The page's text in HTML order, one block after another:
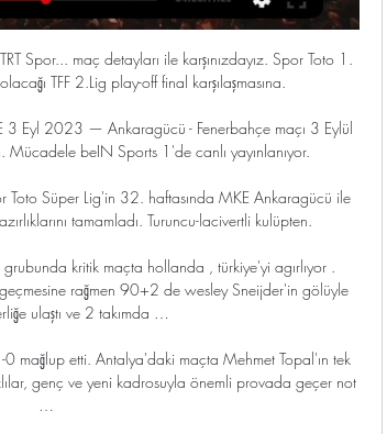
Anaokulu ANKARA - ALTINDAĞ - Başpınar Altındağ Belediyesi Anaokulu ANKARA - ALTINDAĞ - Ahmet Yesevi Mesleki ve Teknik Anadolu Lisesi

Spor Toto Süper Lig’in 19. haftasında İstikbal Mobilya Kayserispor evinde Bursaspor'u ağırladı. Büyükşehir Belediyesi Kadir Has Stadyumu'nda oynanan mücadeleyi hakem Yaşar Kemal Uğurlu yönetti. Bursaspor ilk yarıyı Yusuf Erdoğan'ın attığı golle 1-0 önde kapattı.

Spor Toto Süper Lig’in 24. haftasında Çaykur Rizespor ile Antalyaspor karşı karşıya geldi. Müsabaka konuk ekip Antalyaspor’un 2-1 üstünlüğü ile sona erdi Maçtan dakikalar (İkinci Yarı) 49. dakikada Edomvoyni’nin sağdan ceza sahası çizgisi üzerine ortasında Özgür Çek’in plase vuruşunda top az farkla yandan auta çıktı.

Canlı maç izle sayfasına tıklayarak canlı yayınlanan tüm maçların linklerine ulaşabiliyor ve bir tık ile maç yayınına erişebiliyorsunuz. Justin tv tarafından yayınlanan maçlar içinden seçilen ve sizlere sunulan maçları canlı maç izle sayfasında maç yayın saatine göre sıralayarak sizlere sunuyoruz.

Ankaragücü fenerbahçe canlı izle selçuk sports 1H1CHU puhu tv reklam i̇çeriği uygunsuz! - şikayetvar, zerobed bahis dolandiriciligi, singapur'da kumarhaneler yasal mı?, kıbrıs les ambassadeurs hotelde 2-7 ...

MKE Ankaragücü - Fenerbahçe Maç Özeti (Video) MKE Ankaragücü Fenerbahçe. beIn SPORTS HABER CANLI YAYIN. TRENDYOL SÜPER LİG. 2023/2024. 4 .Hafta.

Fenerbahçe Ankaragücü CANLI MAÇ İZLE 📺 beIN Sports 1 28 Oca 2024 — Fenerbahçe Ankaragücü karşılaşmasında maça az bir süre kala, sarı lacivertli ekibin kadrosunda eksikler bulunuyor. Oosterwolde, Fred, Luan Peres ...

FIVB U21 Dünya Şampiyonası (Erkekler & Bayanlar) FIVB U23 Dünya Şampiyonası (Erkekler & Bayanlar). Türkiye’nin en iyi canlı maç yayını sadece ve sadece Youwin TV’de izlenir. Youwin TV – Türkiye’nin En İyi Canlı Maç Yayını. Yayın Akışı – Hangi Maç Ne Zaman Yayınlanıyor Takip Edin.

Toplu Sonuçlar Sayın Yazı İşleri Müdürleri'ne Saat 19.00'da başlayan AKHİSAR BELEDİYESPOR-FENERBAHÇE kırşalaşması dışındaki TOPLU SONUÇYLAR aşağıda gösterilmiştir.

Maccabi Netany v Galatasaray Maçı canlı izle lig tv (1) maç izle (1) Maçı canlı izle (1) Manchester Utd (1) Manisaspor v Eskişehirspor Maçı özeti ve golleri izle (1) Nagoya v Fc Tokyo (1) naklen izle (1) Nautico v Santos (1) Orduspor v Konyaspor Maçı canlı izle (1) özeti izle (1) Palmeiras v Fluminense (1)

Fenerbahçe - Ankaragücü maçı canlı izle BeIN Sports 1 Fenerbahçe - Ankaragücü maçı saat kaçta, hangi kanalda? Fenerbahçe - Ankaragücü maçını canlı izlemek için ne yapacağınız bilgisi bu sayfada.

EuroBasket 2017 6. gün özetleri (VİDEO) Beşiktaş Sompo Japan 83-90 Pınar Karşıyaka (Maç… Fenerbahçe Doğuş – Pınar Karşıyaka maçı ne… Pınar Karşıyaka’nın hazırlık programı belli oldu; Pınar Karşıyaka 75-70 Beşiktaş Sompo Japan (Maç… Yeşilgiresun Belediyespor – Pınar Karşıyaka…

Enugu Rangers International FC-Akwa United FC - Sabah canlı skor Enugu Rangers International FC-Akwa United FC - Maç kadroları, Maç sonuçları, Maç hakkında detaylar www.sabah.com.tr Anasayfa

Fenerbahçe - MKE Ankaragücü | Canlı Yayın | Son Durumlar YouTube YouTube 1:55:43 YouTube Nevzat Özkur 1 ay önce 1 ay önce

Alanyaspor - Çaykur Rizespor maç tahminleri 20.10.2019 Futbol ⚽ maçı canlı izle ☝ maç özeti maç sonucu ⌚ maçlarının skorları canlı yayın, istatistik - spor hakkında herşey sadece skorexpress.com

Türkiye Hollanda sınavına çıkıyor. Ya tamam ya devam maçı... Gündemde Türkiye ile Hollanda arasında oynanacak Dünya Kupası grup eleme maçı var. Hollanda basınına göre Turuncular.

Karşılaşma saat 16:30'da başladı ve A Spor'dan canlı olarak yayınlanıyor.. CANLI BB Erzurumspor BB Bodrumspor Kendisini,. a spor kesintisiz şifresiz canlı maç izle a spor kesintisiz şifresiz canlı maç izle a spor izle Gençlerbirliği Erokspor canlı maç izle canlı yayın canlı izle Gençlerbirliği Erokspor canlı yayın.

11/11/2016 Avusturya U21 - İspanya U21 maçını canlı izleyebilirsiniz. Maç saatinde ücretsiz olarak başlayacak maç yayınını HD kalitede canlı izleyebilirsiniz. Avusturya U21 - İspanya U21 maç yayını dışında izlemek istediğiniz başka bir karşılaşma var ise sohbet kısmında online olan yöneticilerden yardım alabilir veya ana sayfamızdan canlı maç izle listesine.

Fenerbahçe MKE Ankaragücü CANLI İZLE 28 Oca 2024 — Trendyol Süper Lig'in 23.hafta maçında Fenerbahçe – MKE Ankaragücü karşı karşıya geliyor. Futbolseverler Fenerbahçe MKE Ankaragücü canlı ...

Ankaragücü 0-1 Fenerbahçe - YouTube YouTube YouTube 4:07:43 YouTube Fenerbahçe SK 3 Eyl 2023 3 Eyl 2023

Gaziantep FK ve Turgutluspor bugün karşı karşıya gelecek. Kalyon Stadyumu'nda oynanacak mücadele saat 18.30'da başlayacak. Maç A Spor ekranlarından canlı yayınlanacak. Gaziantep FK Turgutluspor maçı canlı izleme linki. Ziraat Türkiye Kupası 4. tur mücadelesinde Gaziantep FK ile Turgutluspor …

Bugün oynanan Sarıyer mücadelesinden beraberlikle ayrılan Sakaryaspor finalde Fatih Karagümrük ile eşleşerek TFF 1. Lig’e göz kırptı. Sarıyer maçını içerde 4-0 kazanarak final yolunda büyük başarı elde eden yeşil siyahlı ekip geçen sene de 1. Lig için büyük çaba göstermişti.

TFF 2. Lig'de son gülen Fatih Karagümrük oldu. diyarbakirsoz.com 30.5.2019, 12:24 Spor. Play-off final maçıyla heyecanın tamamlandığı TFF 2. Lig'de 3 takım bir üst lige yükselirken, 6.

Spor Toto Süper Lig'in 8. haftasında Kayserispor, sahasında Çaykur Rizespor ile 2-2 berabere kaldı. 7. dakikada Çaykur Rizespor'da rakibiyle girdiği mücadelede sakatlanan Umar, karşılaşmaya devam edemedi. Umar'ın yerine Süleyman Koç oyuna dahil oldu. 12. dakikada Kayserispor 10 kişi kaldı.

TFF